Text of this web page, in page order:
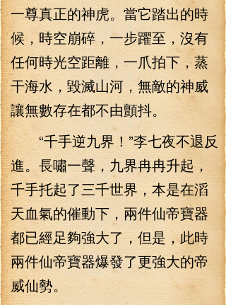
一尊真正的神虎。當它踏出的時
候，時空崩碎，一步躍至，沒有
任何時光空距離，一爪拍下，蒸
干海水，毀滅山河，無敵的神威
讓無數存在都不由顫抖。
“千手逆九界！”李七夜不退反
進。長嘯一聲，九界冉冉升起，
千手托起了三千世界，本是在滔
天血氣的催動下，兩件仙帝寶器
都已經足夠強大了，但是，此時
兩件仙帝寶器爆發了更強大的帝
威仙勢。